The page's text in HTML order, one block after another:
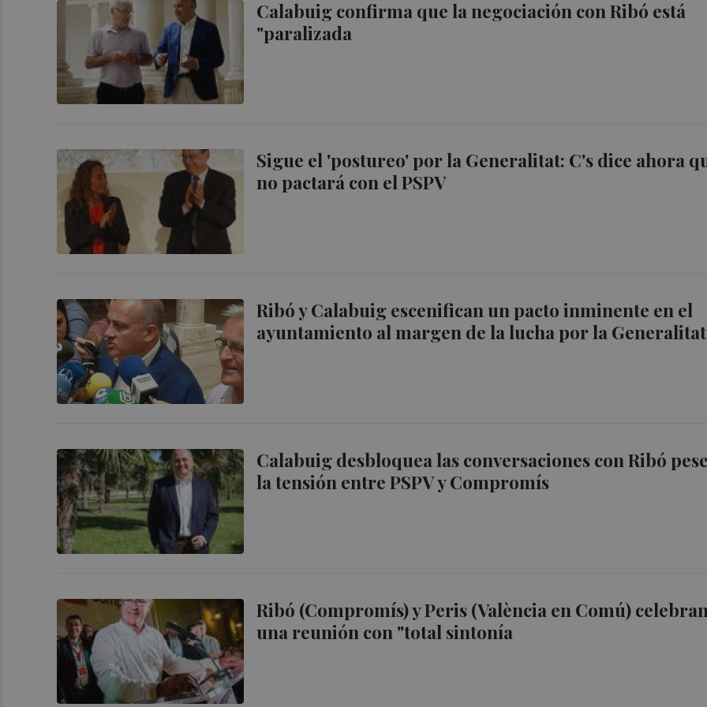
Calabuig confirma que la negociación con Ribó está
"paralizada
Sigue el 'postureo' por la Generalitat: C's dice ahora
no pactará con el PSPV
Ribó y Calabuig escenifican un pacto inminente en el
ayuntamiento al margen de la lucha por la Generalitat
Calabuig desbloquea las conversaciones con Ribó
la tensión entre PSPV y Compromís
Ribó (Compromís) y Peris (València en Comú)
una reunión con "total sintonía